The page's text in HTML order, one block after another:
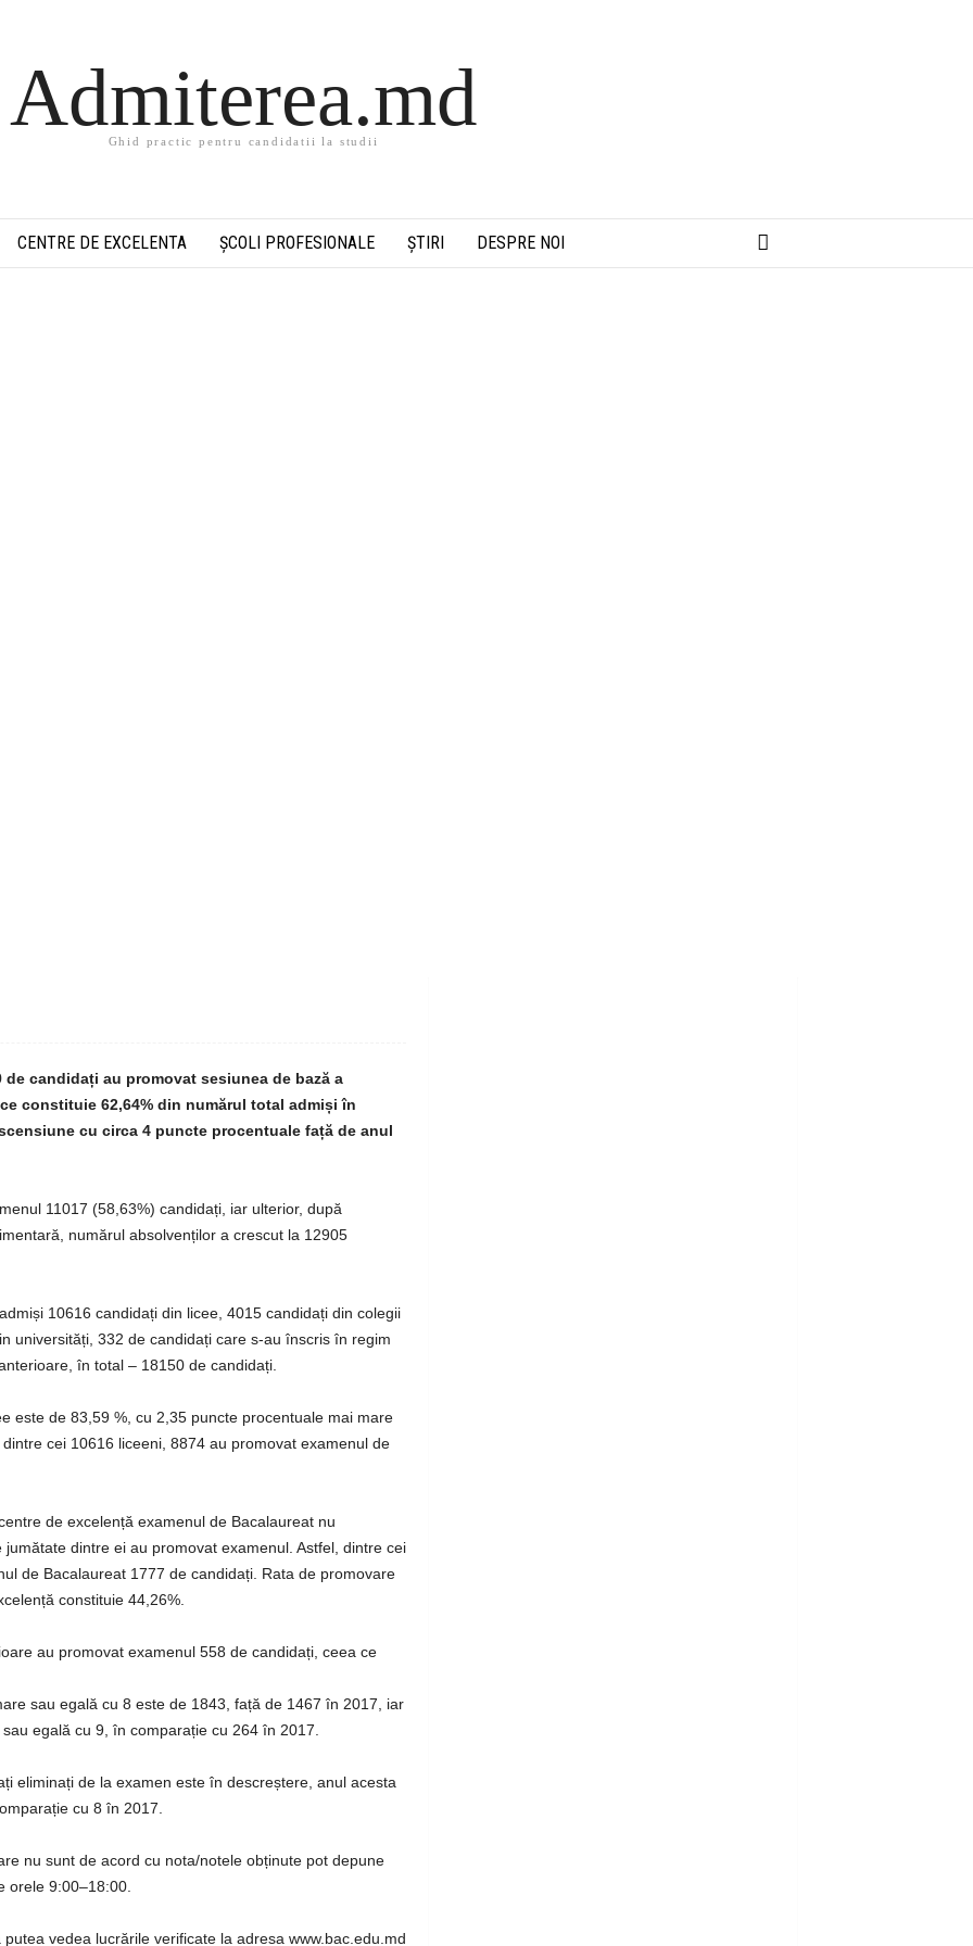
Admiterea.md
Ghid practic pentru candidatii la studii
CENTRE DE EXCELENTA ȘCOLI PROFESIONALE ȘTIRI DESPRE NOI
candidați au promovat sesiunea de bază a
constituie 62,64% din numărul total admiși în
cu circa 4 puncte procentuale față de anul
11017 (58,63%) candidați, iar ulterior, după
numărul absolvenților a crescut la 12905
10616 candidați din licee, 4015 candidați din colegii
universități, 332 de candidați care s-au înscris în regim
în total – 18150 de candidați.
este de 83,59 %, cu 2,35 puncte procentuale mai mare
cei 10616 liceeni, 8874 au promovat examenul de
de excelență examenul de Bacalaureat nu
dintre ei au promovat examenul. Astfel, dintre cei
de Bacalaureat 1777 de candidați. Rata de promovare
constituie 44,26%.
au promovat examenul 558 de candidați, ceea ce
sau egală cu 8 este de 1843, față de 1467 în 2017, iar
egală cu 9, în comparație cu 264 în 2017.
eliminați de la examen este în descreștere, anul acesta
cu 8 în 2017.
nu sunt de acord cu nota/notele obținute pot depune
orele 9:00–18:00.
vedea lucrările verificate la adresa www.bac.edu.md